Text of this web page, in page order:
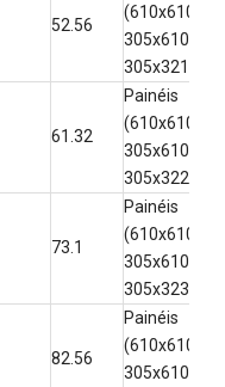
52.56
(610x610,
305x610,
305x321)
61.32
Painéis
(610x610,
305x610,
305x322)
73.1
Painéis
(610x610,
305x610,
305x323)
82.56
Painéis
(610x610,
305x610,